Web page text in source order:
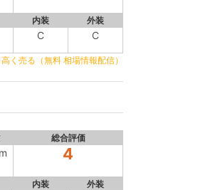
内装 外装
C C
高く売る（無料 相場情報配信）
総合評価
4
内装 外装